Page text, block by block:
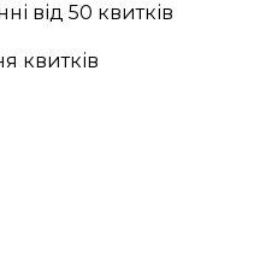
від 50 квитків
квитків